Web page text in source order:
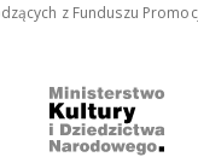
z Funduszu